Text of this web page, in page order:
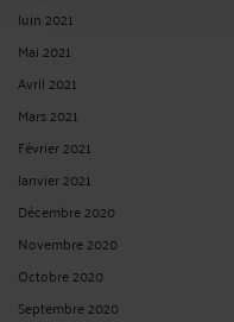
Juin 2021
Mai 2021
Avril 2021
Mars 2021
Février 2021
Janvier 2021
Décembre 2020
Novembre 2020
Octobre 2020
Septembre 2020